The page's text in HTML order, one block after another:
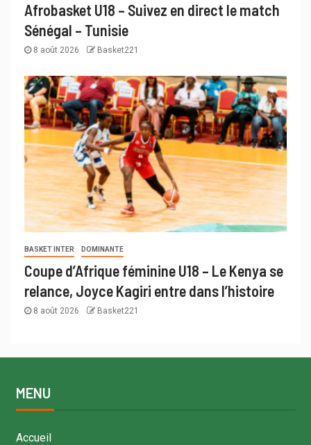
Afrobasket U18 – Suivez en direct le match
Sénégal – Tunisie
8 août 2026 Basket221
BASKET INTER DOMINANTE
Coupe d’Afrique féminine U18 – Le Kenya se
relance, Joyce Kagiri entre dans l’histoire
8 août 2026 Basket221
MENU
Accueil